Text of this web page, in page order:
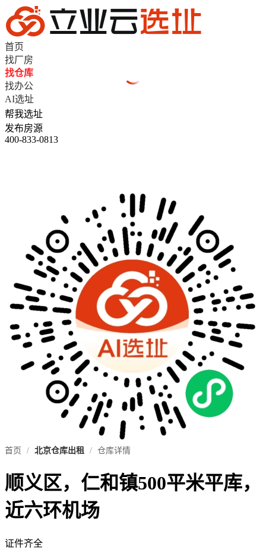
首页
找厂房
找仓库
找办公
AI选址
帮我选址
发布房源
400-833-0813
首页 / 北京仓库出租 / 仓库详情
顺义区，仁和镇500平米平库，
近六环机场
证件齐全